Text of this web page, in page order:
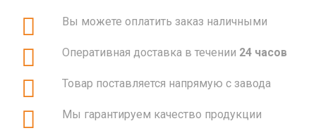
Вы можете оплатить заказ наличными
Оперативная доставка в течении 24 часов
Товар поставляется напрямую с завода
Мы гарантируем качество продукции